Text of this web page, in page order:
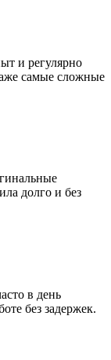
и регулярно
самые сложные
долго и без
в день
без задержек.